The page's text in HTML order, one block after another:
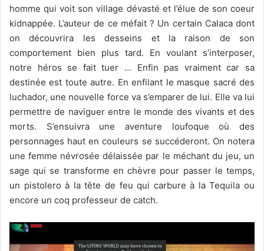
homme qui voit son village dévasté et l’élue de son coeur
kidnappée. L’auteur de ce méfait ? Un certain Calaca dont
on découvrira les desseins et la raison de son
comportement bien plus tard. En voulant s’interposer,
notre héros se fait tuer … Enfin pas vraiment car sa
destinée est toute autre. En enfilant le masque sacré des
luchador, une nouvelle force va s’emparer de lui. Elle va lui
permettre de naviguer entre le monde des vivants et des
morts. S’ensuivra une aventure loufoque où des
personnages haut en couleurs se succéderont. On notera
une femme névrosée délaissée par le méchant du jeu, un
sage qui se transforme en chèvre pour passer le temps,
un pistolero à la tête de feu qui carbure à la Tequila ou
encore un coq professeur de catch.